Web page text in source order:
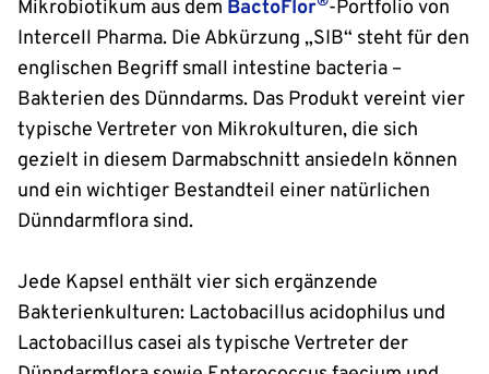
Mikrobiotikum aus dem BactoFlor -Portfolio von
Intercell Pharma. Die Abkürzung „SIB“ steht für den
englischen Begriff small intestine bacteria –
Bakterien des Dünndarms. Das Produkt vereint vier
typische Vertreter von Mikrokulturen, die sich
gezielt in diesem Darmabschnitt ansiedeln können
und ein wichtiger Bestandteil einer natürlichen
Dünndarmflora sind.
Jede Kapsel enthält vier sich ergänzende
Bakterienkulturen: Lactobacillus acidophilus und
Lactobacillus casei als typische Vertreter der